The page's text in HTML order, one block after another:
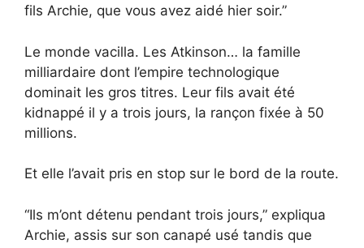
fils Archie, que vous avez aidé hier soir.”
Le monde vacilla. Les Atkinson… la famille
milliardaire dont l’empire technologique
dominait les gros titres. Leur fils avait été
kidnappé il y a trois jours, la rançon fixée à 50
millions.
Et elle l’avait pris en stop sur le bord de la route.
“Ils m’ont détenu pendant trois jours,” expliqua
Archie, assis sur son canapé usé tandis que